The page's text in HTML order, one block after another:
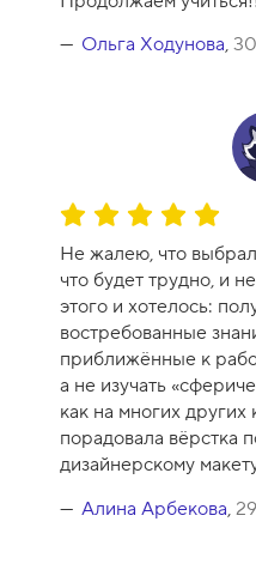
с
а Ольга Ходунова,
О
ц
е
н
к
а
к
у
р
с
а
-
Не жалею, что
что будет трудно, и
этого и хотелось:
востребованные
приближённые к
а не изучать
как на многих других
порадовала вёрстка
дизайнерскому
Алина Арбекова,